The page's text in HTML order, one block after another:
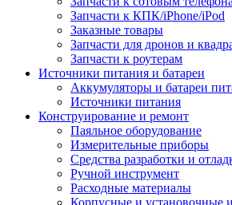
Запчасти к КПК/iPhone/iPod
Заказные товары
Запчасти для дронов и
Запчасти к роутерам
Источники питания и батареи
Аккумуляторы и батареи
Источники питания
Конструирование и ремонт
Паяльное оборудование
Измерительные приборы
Средства разработки и
Ручной инструмент
Расходные материалы
Корпусные и установочные